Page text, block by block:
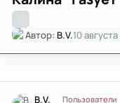
Автор: B.V.10
B.V. Пользователи